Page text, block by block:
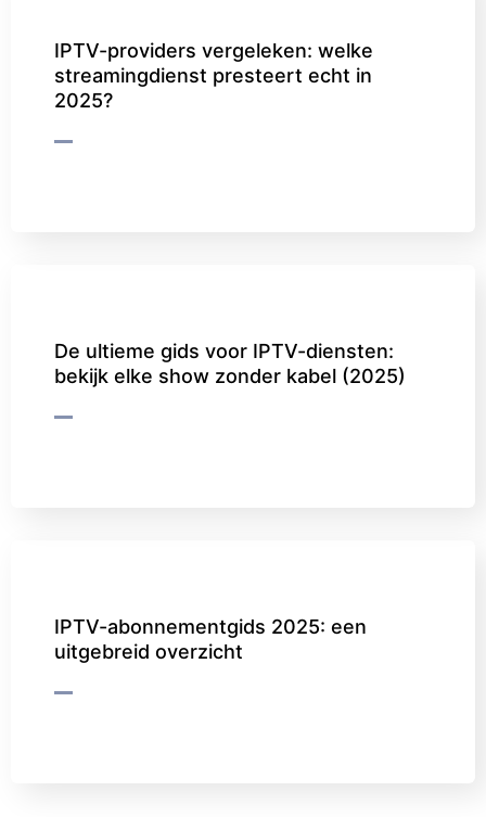
IPTV-providers vergeleken: welke
streamingdienst presteert echt in
2025?
De ultieme gids voor IPTV-diensten:
bekijk elke show zonder kabel (2025)
IPTV-abonnementgids 2025: een
uitgebreid overzicht